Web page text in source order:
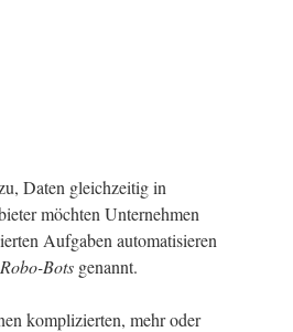
Daten gleichzeitig in
möchten Unternehmen
Aufgaben automatisieren
Robo-Bots genannt.
komplizierten, mehr oder